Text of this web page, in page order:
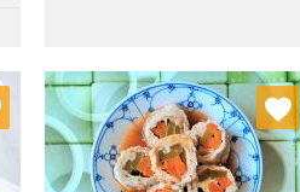
Dodaj do ulubionych
Wybierz listę: